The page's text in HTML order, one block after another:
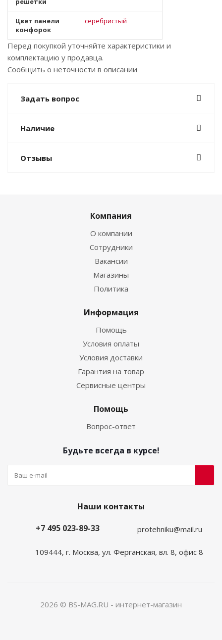
Цвет панели
конфорок
серебристый
Перед покупкой уточняйте характеристики и
комплектацию у продавца.
Сообщить о неточности в описании
Задать вопрос
Наличие
Отзывы
Компания
О компании
Сотрудники
Вакансии
Магазины
Политика
Информация
Помощь
Условия оплаты
Условия доставки
Гарантия на товар
Сервисные центры
Помощь
Вопрос-ответ
Будьте всегда в курсе!
Наши контакты
+7 495 023-89-33
protehniku@mail.ru
109444, г. Москва, ул. Ферганская, вл. 8, офис 8
2026 © BS-MAG.RU - интернет-магазин